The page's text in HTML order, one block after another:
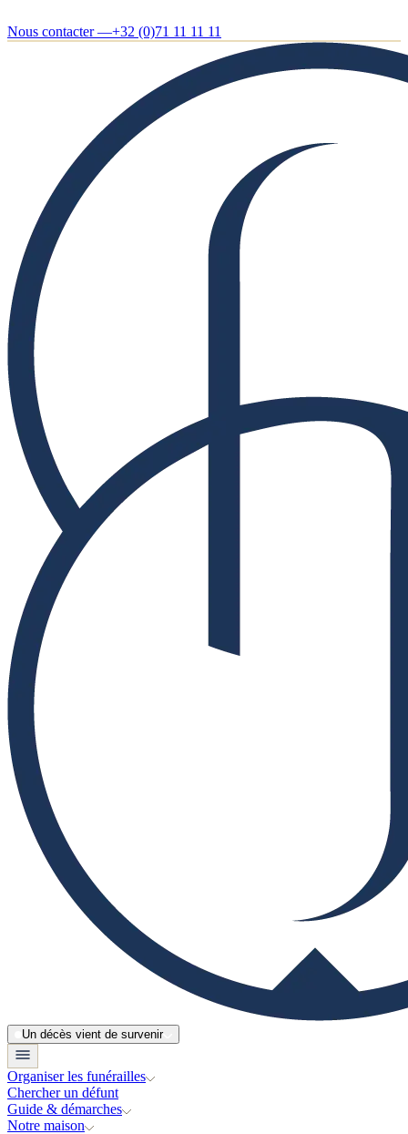
Nous contacter —+32 (0)71 11 11 11
Un décès vient de survenir
Organiser les funérailles
Chercher un défunt
Guide & démarches
Notre maison